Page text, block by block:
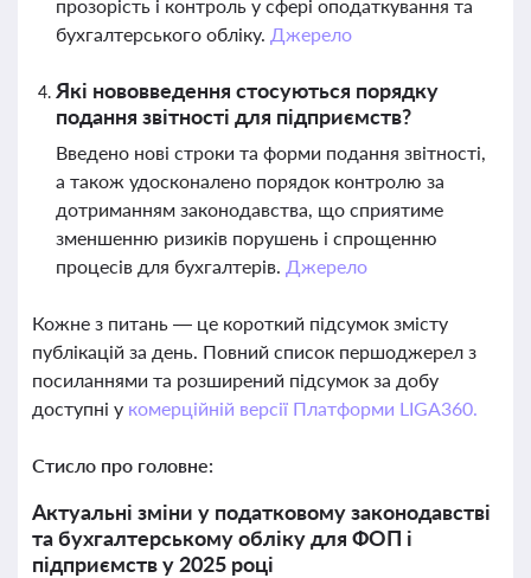
прозорість і контроль у сфері оподаткування та
бухгалтерського обліку. Джерело
Які нововведення стосуються порядку
подання звітності для підприємств?
Введено нові строки та форми подання звітності,
а також удосконалено порядок контролю за
дотриманням законодавства, що сприятиме
зменшенню ризиків порушень і спрощенню
процесів для бухгалтерів. Джерело
Кожне з питань — це короткий підсумок змісту
публікацій за день. Повний список першоджерел з
посиланнями та розширений підсумок за добу
доступні у комерційній версії Платформи LIGA360.
Стисло про головне:
Актуальні зміни у податковому законодавстві
та бухгалтерському обліку для ФОП і
підприємств у 2025 році